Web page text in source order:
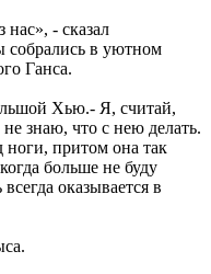
нас», - сказал
собрались в уютном
Ганса.
Хью.- Я, считай,
знаю, что с нею делать.
ноги, притом она так
больше не буду
оказывается в